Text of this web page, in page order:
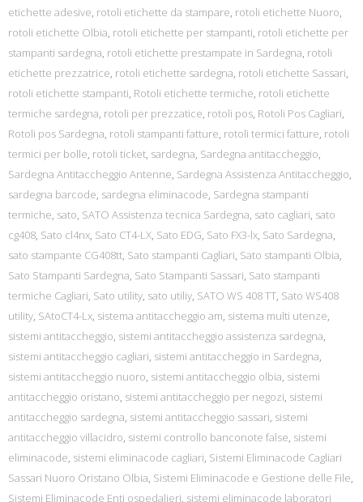
etichette adesive, rotoli etichette da stampare, rotoli etichette Nuoro,
rotoli etichette Olbia, rotoli etichette per stampanti, rotoli etichette per
stampanti sardegna, rotoli etichette prestampate in Sardegna, rotoli
etichette prezzatrice, rotoli etichette sardegna, rotoli etichette Sassari,
rotoli etichette stampanti, Rotoli etichette termiche, rotoli etichette
termiche sardegna, rotoli per prezzatice, rotoli pos, Rotoli Pos Cagliari,
Rotoli pos Sardegna, rotoli stampanti fatture, rotoli termici fatture, rotoli
termici per bolle, rotoli ticket, sardegna, Sardegna antitaccheggio,
Sardegna Antitaccheggio Antenne, Sardegna Assistenza Antitaccheggio,
sardegna barcode, sardegna eliminacode, Sardegna stampanti
termiche, sato, SATO Assistenza tecnica Sardegna, sato cagliari, sato
cg408, Sato cl4nx, Sato CT4-LX, Sato EDG, Sato FX3-lx, Sato Sardegna,
sato stampante CG408tt, Sato stampanti Cagliari, Sato stampanti Olbia,
Sato Stampanti Sardegna, Sato Stampanti Sassari, Sato stampanti
termiche Cagliari, Sato utility, sato utiliy, SATO WS 408 TT, Sato WS408
utility, SAtoCT4-Lx, sistema antitaccheggio am, sistema multi utenze,
sistemi antitaccheggio, sistemi antitaccheggio assistenza sardegna,
sistemi antitaccheggio cagliari, sistemi antitaccheggio in Sardegna,
sistemi antitaccheggio nuoro, sistemi antitaccheggio olbia, sistemi
antitaccheggio oristano, sistemi antitaccheggio per negozi, sistemi
antitaccheggio sardegna, sistemi antitaccheggio sassari, sistemi
antitaccheggio villacidro, sistemi controllo banconote false, sistemi
eliminacode, sistemi eliminacode cagliari, Sistemi Eliminacode Cagliari
Sassari Nuoro Oristano Olbia, Sistemi Eliminacode e Gestione delle File,
Sistemi Eliminacode Enti ospedalieri, sistemi eliminacode laboratori